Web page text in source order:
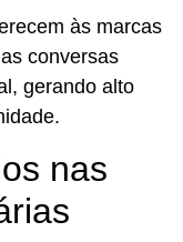
às marcas
conversas
gerando alto
nas